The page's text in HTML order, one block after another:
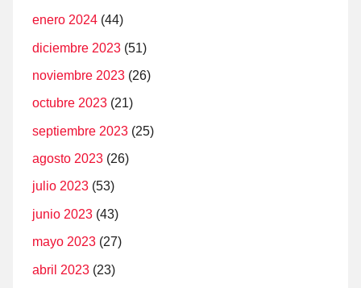
enero 2024 (44)
diciembre 2023 (51)
noviembre 2023 (26)
octubre 2023 (21)
septiembre 2023 (25)
agosto 2023 (26)
julio 2023 (53)
junio 2023 (43)
mayo 2023 (27)
abril 2023 (23)